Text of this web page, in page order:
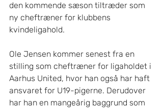
den kommende sæson tiltræder som
ny cheftræner for klubbens
kvindeligahold.
Ole Jensen kommer senest fra en
stilling som cheftræner for ligaholdet i
Aarhus United, hvor han også har haft
ansvaret for U19-pigerne. Derudover
har han en mangeårig baggrund som